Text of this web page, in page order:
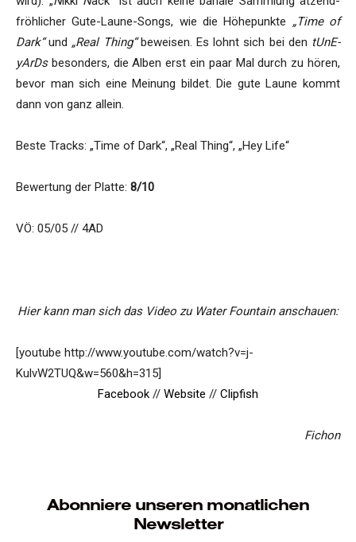
fröhlicher Gute-Laune-Songs, wie die Höhepunkte „Time of
Dark“und „Real Thing“beweisen. Es lohnt sich bei den tUnE-
yArDsbesonders, die Alben erst ein paar Mal durch zu hören,
bevor man sich eine Meinung bildet. Die gute Laune kommt
dann von ganz allein.
Beste Tracks: „Time of Dark“, „Real Thing“, „Hey Life“
Bewertung der Platte: 8/10
VÖ: 05/05 // 4AD
Hier kann man sich das Video zu Water Fountain anschauen:
[youtube http://www.youtube.com/watch?v=j-
KulvW2TUQ&w=560&h=315]
Facebook // Website // Clipfish
Fichon
Abonniere unseren monatlichen
Newsletter